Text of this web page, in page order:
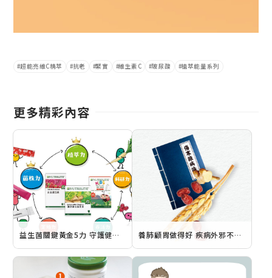
超能亮維C精萃 抗老 緊實 維生素C 玻尿酸 植萃能量系列
更多精彩內容
益生菌關鍵黃金5力 守護健康超有益 養肺顧胃做得好 疾病外邪不侵擾